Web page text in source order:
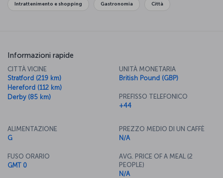
Intrattenimento e shopping Gastronomia Città
Informazioni rapide
CITTÀ VICINE
Stratford (219 km)
Hereford (112 km)
Derby (85 km)
UNITÀ MONETARIA
British Pound (GBP)
PREFISSO TELEFONICO
+44
ALIMENTAZIONE
G
FUSO ORARIO
GMT 0
PREZZO MEDIO DI UN CAFFÈ
N/A
AVG. PRICE OF A MEAL (2
PEOPLE)
N/A